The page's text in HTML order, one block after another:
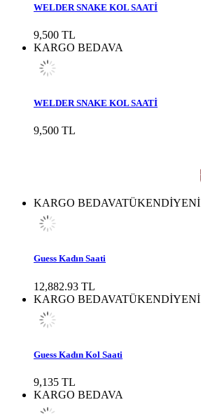
WELDER SNAKE KOL SAATİ
9,500 TL
KARGO BEDAVA
WELDER SNAKE KOL SAATİ
9,500 TL
KARGO BEDAVATÜKENDİYENİ
Guess Kadın Saati
12,882.93 TL
KARGO BEDAVATÜKENDİYENİ
Guess Kadın Kol Saati
9,135 TL
KARGO BEDAVA